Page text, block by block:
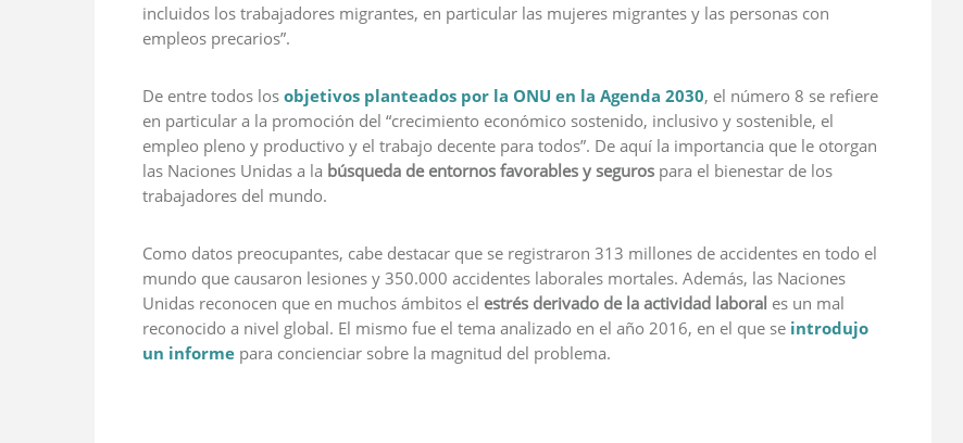
incluidos los trabajadores migrantes, en particular las mujeres migrantes y las personas con
empleos precarios”.
De entre todos los objetivos planteados por la ONU en la Agenda 2030, el número 8 se refiere
en particular a la promoción del “crecimiento económico sostenido, inclusivo y sostenible, el
empleo pleno y productivo y el trabajo decente para todos”. De aquí la importancia que le otorgan
las Naciones Unidas a la búsqueda de entornos favorables y seguros para el bienestar de los
trabajadores del mundo.
Como datos preocupantes, cabe destacar que se registraron 313 millones de accidentes en todo el
mundo que causaron lesiones y 350.000 accidentes laborales mortales. Además, las Naciones
Unidas reconocen que en muchos ámbitos el estrés derivado de la actividad laboral es un mal
reconocido a nivel global. El mismo fue el tema analizado en el año 2016, en el que se introdujo
un informe para concienciar sobre la magnitud del problema.